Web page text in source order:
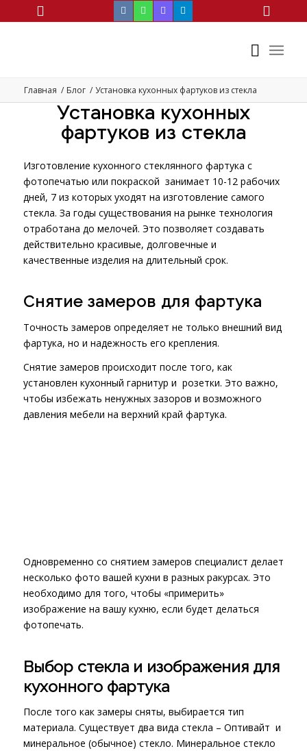
Главная / Блог / Установка кухонных фартуков из стекла
Установка кухонных
фартуков из стекла
Изготовление кухонного стеклянного фартука с
фотопечатью или покраской занимает 10-12 рабочих
дней, 7 из которых уходят на изготовление самого
стекла. За годы существования на рынке технология
отработана до мелочей. Это позволяет создавать
действительно красивые, долговечные и
качественные изделия на длительный срок.
Снятие замеров для фартука
Точность замеров определяет не только внешний вид
фартука, но и надежность его крепления.
Снятие замеров происходит после того, как
установлен кухонный гарнитур и розетки. Это важно,
чтобы избежать ненужных зазоров и возможного
давления мебели на верхний край фартука.
Одновременно со снятием замеров специалист делает
несколько фото вашей кухни в разных ракурсах. Это
необходимо для того, чтобы «примерить»
изображение на вашу кухню, если будет делаться
фотопечать.
Выбор стекла и изображения для
кухонного фартука
После того как замеры сняты, выбирается тип
материала. Существует два вида стекла – Оптивайт и
минеральное (обычное) стекло. Минеральное стекло